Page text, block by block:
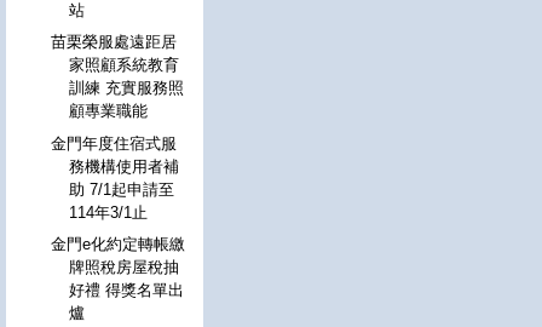
站
苗栗榮服處遠距居
家照顧系統教育
訓練 充實服務照
顧專業職能
金門年度住宿式服
務機構使用者補
助 7/1起申請至
114年3/1止
金門e化約定轉帳繳
牌照稅房屋稅抽
好禮 得獎名單出
爐